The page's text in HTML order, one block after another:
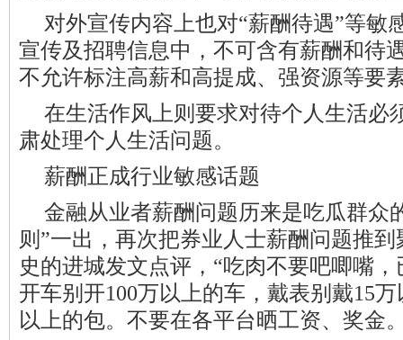
对外宣传内容上也对“薪酬待遇”等敏
宣传及招聘信息中，不可含有薪酬和待
不允许标注高薪和高提成、强资源等要
在生活作风上则要求对待个人生活必
肃处理个人生活问题。
薪酬正成行业敏感话题
金融从业者薪酬问题历来是吃瓜群众
则”一出，再次把券业人士薪酬问题推
史的进城发文点评，“吃肉不要吧唧嘴
开车别开100万以上的车，戴表别戴15
以上的包。不要在各平台晒工资、奖金